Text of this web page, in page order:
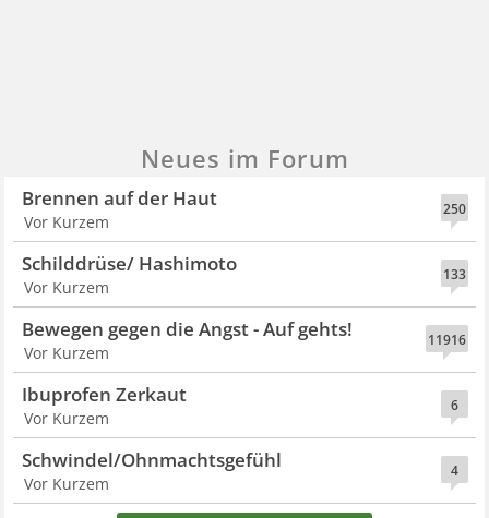
Neues im Forum
250
Brennen auf der Haut
Vor Kurzem
133
Schilddrüse/ Hashimoto
Vor Kurzem
11916
Bewegen gegen die Angst - Auf gehts!
Vor Kurzem
6
Ibuprofen Zerkaut
Vor Kurzem
4
Schwindel/Ohnmachtsgefühl
Vor Kurzem